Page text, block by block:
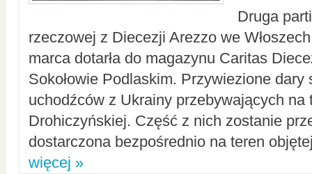
Druga
rzeczowej z Diecezji Arezzo we
marca dotarła do magazynu Caritas
Sokołowie Podlaskim. Przywiezione dary
uchodźców z Ukrainy przebywających na
Drohiczyńskiej. Część z nich zostanie
dostarczona bezpośrednio na teren
więcej »